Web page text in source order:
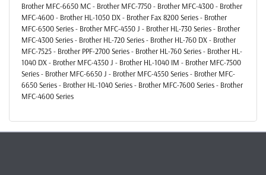
Brother MFC-6650 MC - Brother MFC-7750 - Brother MFC-4300 - Brother
MFC-4600 - Brother HL-1050 DX - Brother Fax 8200 Series - Brother
MFC-6500 Series - Brother MFC-4550 J - Brother HL-730 Series - Brother
MFC-4300 Series - Brother HL-720 Series - Brother HL-760 DX - Brother
MFC-7525 - Brother PPF-2700 Series - Brother HL-760 Series - Brother HL-
1040 DX - Brother MFC-4350 J - Brother HL-1040 IM - Brother MFC-7500
Series - Brother MFC-6650 J - Brother MFC-4550 Series - Brother MFC-
6650 Series - Brother HL-1040 Series - Brother MFC-7600 Series - Brother
MFC-4600 Series